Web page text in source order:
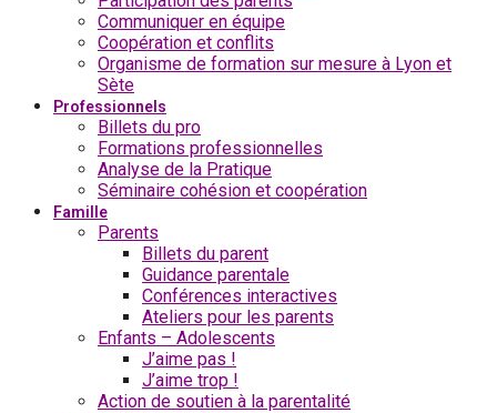
Communiquer en équipe
Coopération et conflits
Organisme de formation sur mesure à Lyon et
Sète
Professionnels
Billets du pro
Formations professionnelles
Analyse de la Pratique
Séminaire cohésion et coopération
Famille
Parents
Billets du parent
Guidance parentale
Conférences interactives
Ateliers pour les parents
Enfants – Adolescents
J’aime pas !
J’aime trop !
Action de soutien à la parentalité